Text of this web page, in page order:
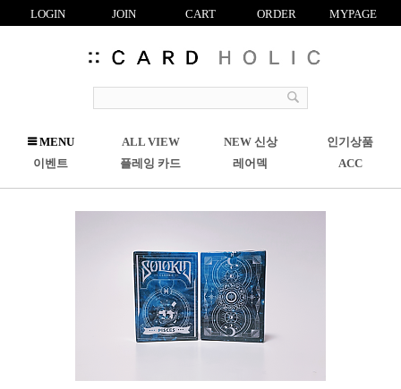
LOGIN JOIN CART ORDER MYPAGE
R
CMENU ALL VIEW NEW 신상
인기상품
이벤트
플레잉 카드 레어덱 ACC